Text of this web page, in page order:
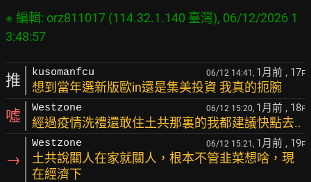
※ 編輯: orz811017 (114.32.1.140 臺灣), 06/12/2026 1
推 kusomanfcu 06/12 14:41, 1月前 , 17F
想到當年選新版歐in還是集美投資 我真的扼腕
噓 Westzone 06/12 15:20, 1月前 , 18F
經過疫情洗禮還敢住土共那裏的我都建議快點去..
→
Westzone 06/12 15:21, 1月前 , 19F
土共說關人在家就關人，根本不管韭菜想啥，現
在經濟下